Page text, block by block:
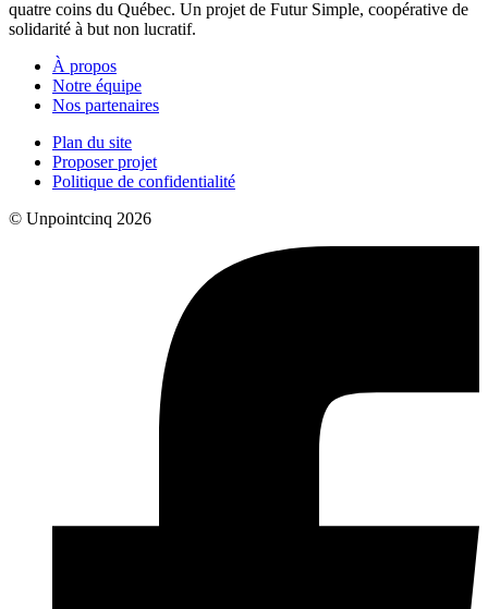
quatre coins du Québec. Un projet de Futur Simple, coopérative de
solidarité à but non lucratif.
À propos
Notre équipe
Nos partenaires
Plan du site
Proposer projet
Politique de confidentialité
© Unpointcinq 2026